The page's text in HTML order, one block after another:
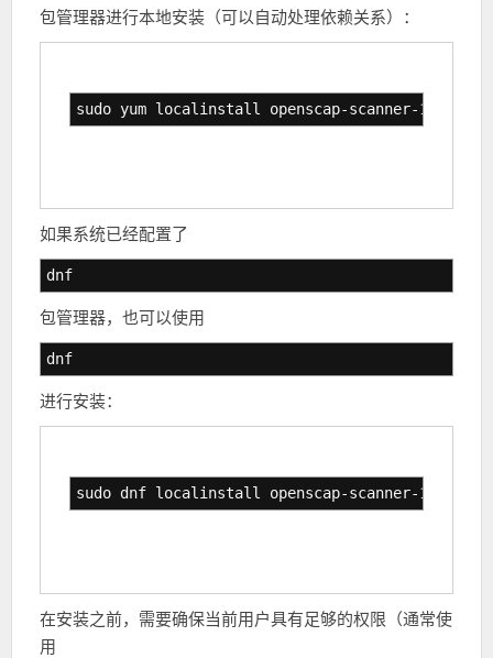
包管理器进行本地安装（可以自动处理依赖关系）：
sudo yum localinstall openscap-scanner-1.2.14-
如果系统已经配置了
dnf
包管理器，也可以使用
dnf
进行安装：
sudo dnf localinstall openscap-scanner-1.2.14-
在安装之前，需要确保当前用户具有足够的权限（通常使
用